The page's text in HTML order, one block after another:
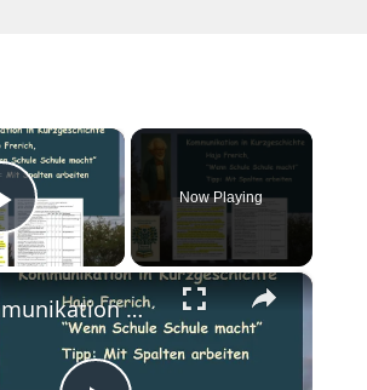
×
Play Video
Now Playing
×
Kommunikation mit Spaltenhilfe prüfen - Kurzgeschichte "Wenn Schule Schule macht"